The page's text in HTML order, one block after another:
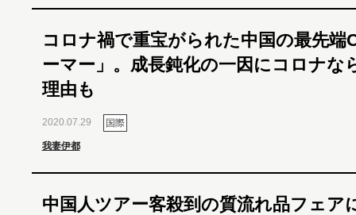
コロナ禍で重宝がられた中国の最先端
ーマー」。成長鈍化の一因にコロナな
理由も
2020.07.29 国際
我妻伊都
中国人ツアー客殺到の質流れ品フェア